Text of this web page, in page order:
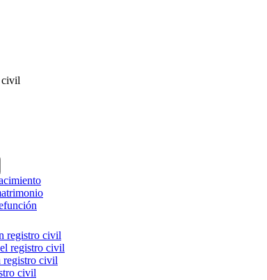
civil
registro civil
registro civil
registro civil
civil